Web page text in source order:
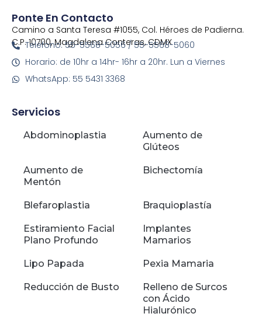
Servicios
Abdominoplastia
Aumento de
Glúteos
Aumento de
Mentón
Bichectomía
Blefaroplastia Braquioplastía
Estiramiento Facial
Plano Profundo
Implantes
Mamarios
Lipo Papada Pexia Mamaria
Reducción de Busto
Relleno de Surcos
con Ácido
Hialurónico
Ponte En Contacto
Camino a Santa Teresa #1055, Col. Héroes de Padierna.
C.P. 10700, Magdalena Conteras, CDMX
Telefono: 55-5568-5056 / 55-5568-5060
Horario: de 10hr a 14hr- 16hr a 20hr. Lun a Viernes
WhatsApp: 55 5431 3368